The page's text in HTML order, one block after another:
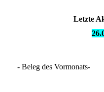
Letzte
- Beleg des Vormonats-